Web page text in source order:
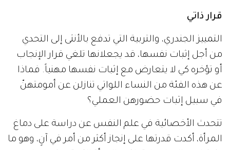
قرار ذاتي
التمييز الجندري، والتربية التي تدفع بالأنثى إلى التحدي
من أجل إثبات نفسها، قد يجعلانها تلغي قرار الإنجاب
أو تؤخره كي لا يتعارض مع إثبات نفسها مهنياً. فماذا
عن هذه الفئة من النساء اللواتي تنازلن عن أمومتهنّ
في سبيل إثبات حضورهن العملي؟
تتحدث الأخصائية في علم النفس عن دراسة على دماغ
المرأة، أكدت قدرتها على إنجاز أكثر من أمر في آنٍ، وهو ما